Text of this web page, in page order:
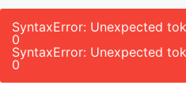
SyntaxError: Unexpected
0
SyntaxError: Unexpected
0